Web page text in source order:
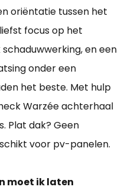
oriëntatie tussen het
focus op het
en een
onder een
het beste. Met hulp
Warzée achterhaal
Plat dak? Geen
voor pv-panelen.
moet ik laten